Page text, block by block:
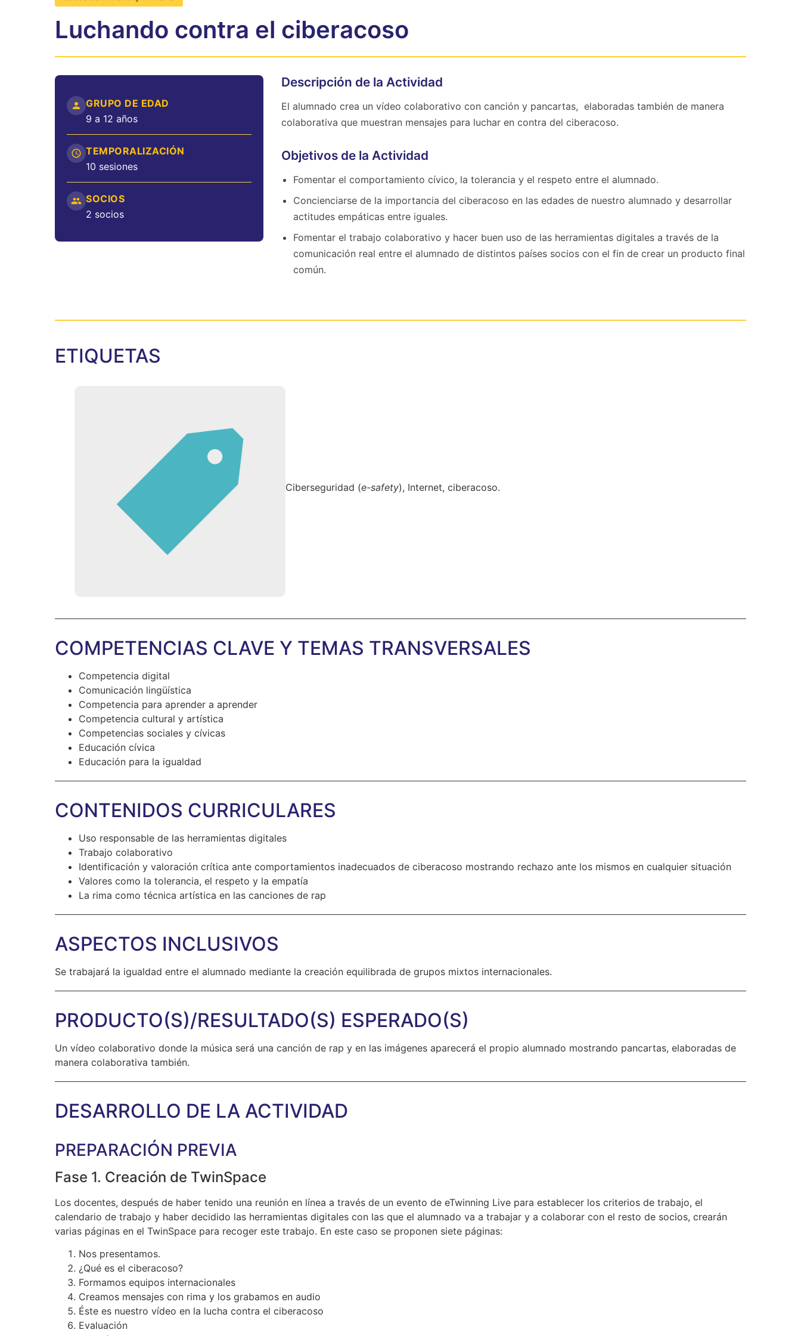
Luchando contra el ciberacoso
GRUPO DE EDAD
9 a 12 años
TEMPORALIZACIÓN
10 sesiones
SOCIOS
2 socios
Descripción de la Actividad
El alumnado crea un vídeo colaborativo con canción y pancartas, elaboradas también de manera
colaborativa que muestran mensajes para luchar en contra del ciberacoso.
Objetivos de la Actividad
Fomentar el comportamiento cívico, la tolerancia y el respeto entre el alumnado.
Concienciarse de la importancia del ciberacoso en las edades de nuestro alumnado y desarrollar
actitudes empáticas entre iguales.
Fomentar el trabajo colaborativo y hacer buen uso de las herramientas digitales a través de la
comunicación real entre el alumnado de distintos países socios con el fin de crear un producto final
común.
ETIQUETAS
Ciberseguridad (e-safety), Internet, ciberacoso.
COMPETENCIAS CLAVE Y TEMAS TRANSVERSALES
Competencia digital
Comunicación lingüística
Competencia para aprender a aprender
Competencia cultural y artística
Competencias sociales y cívicas
Educación cívica
Educación para la igualdad
CONTENIDOS CURRICULARES
Uso responsable de las herramientas digitales
Trabajo colaborativo
Identificación y valoración crítica ante comportamientos inadecuados de ciberacoso mostrando rechazo ante los mismos en cualquier situación
Valores como la tolerancia, el respeto y la empatía
La rima como técnica artística en las canciones de rap
ASPECTOS INCLUSIVOS
Se trabajará la igualdad entre el alumnado mediante la creación equilibrada de grupos mixtos internacionales.
PRODUCTO(S)/RESULTADO(S) ESPERADO(S)
Un vídeo colaborativo donde la música será una canción de rap y en las imágenes aparecerá el propio alumnado mostrando pancartas, elaboradas de
manera colaborativa también.
DESARROLLO DE LA ACTIVIDAD
PREPARACIÓN PREVIA
Fase 1. Creación de TwinSpace
Los docentes, después de haber tenido una reunión en línea a través de un evento de eTwinning Live para establecer los criterios de trabajo, el
calendario de trabajo y haber decidido las herramientas digitales con las que el alumnado va a trabajar y a colaborar con el resto de socios, crearán
varias páginas en el TwinSpace para recoger este trabajo. En este caso se proponen siete páginas:
Nos presentamos.
¿Qué es el ciberacoso?
Formamos equipos internacionales
Creamos mensajes con rima y los grabamos en audio
Éste es nuestro vídeo en la lucha contra el ciberacoso
Evaluación